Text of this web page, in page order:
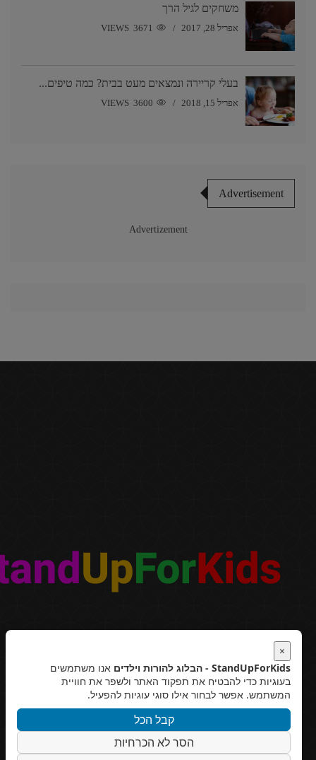
משחקים לגיל הרך
אפריל 28, 2017 3671 VIEWS
בעלי קריירה ונמצאים מעט בבית? כמה טיפים...
אפריל 15, 2018 3600 VIEWS
Advertisement
Advertizement
×
StandUpForKids - הבלוג להורות וילדים
אנו משתמשים
בעוגיות כדי להבטיח את תפקוד האתר ולשפר את חוויית
המשתמש. אפשר לבחור אילו סוגי עוגיות להפעיל.
קבל הכל
הסר לא הכרחיות